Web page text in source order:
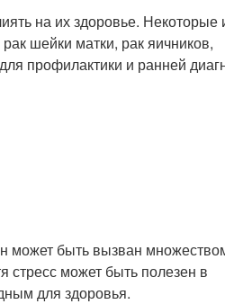
на их здоровье. Некоторые
шейки матки, рак яичников,
профилактики и ранней
может быть вызван
стресс может быть полезен в
для здоровья.